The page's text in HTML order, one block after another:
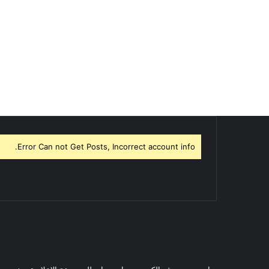
Error Can not Get Posts, Incorrect account info.